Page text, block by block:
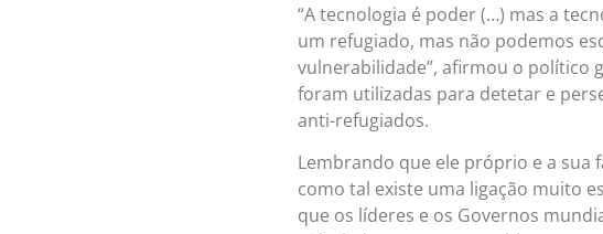
“A tecnologia é poder (…) mas a
um refugiado, mas não podemos
vulnerabilidade”, afirmou o político
foram utilizadas para detetar e
anti-refugiados.
Lembrando que ele próprio e a sua
como tal existe uma ligação muito
que os líderes e os Governos